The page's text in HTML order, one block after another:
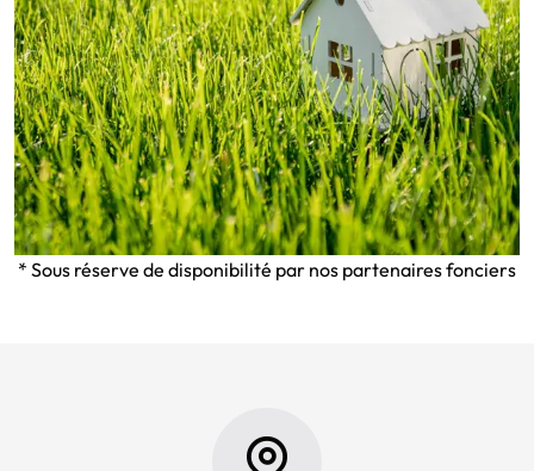
* Sous réserve de disponibilité par nos partenaires fonciers